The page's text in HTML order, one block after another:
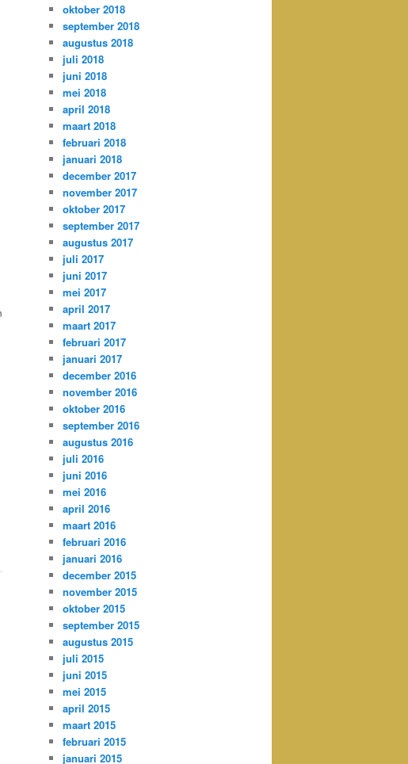
oktober 2018
september 2018
augustus 2018
juli 2018
juni 2018
mei 2018
april 2018
maart 2018
februari 2018
januari 2018
december 2017
november 2017
oktober 2017
september 2017
augustus 2017
juli 2017
juni 2017
mei 2017
april 2017
maart 2017
februari 2017
januari 2017
december 2016
november 2016
oktober 2016
september 2016
augustus 2016
juli 2016
juni 2016
mei 2016
april 2016
maart 2016
februari 2016
januari 2016
december 2015
november 2015
oktober 2015
september 2015
augustus 2015
juli 2015
juni 2015
mei 2015
april 2015
maart 2015
februari 2015
januari 2015